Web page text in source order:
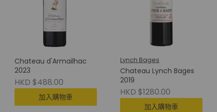
Chateau d'Armailhac
2023
HKD $488.00
加入購物車
Lynch Bages
Chateau Lynch Bages
2019
HKD $1280.00
加入購物車